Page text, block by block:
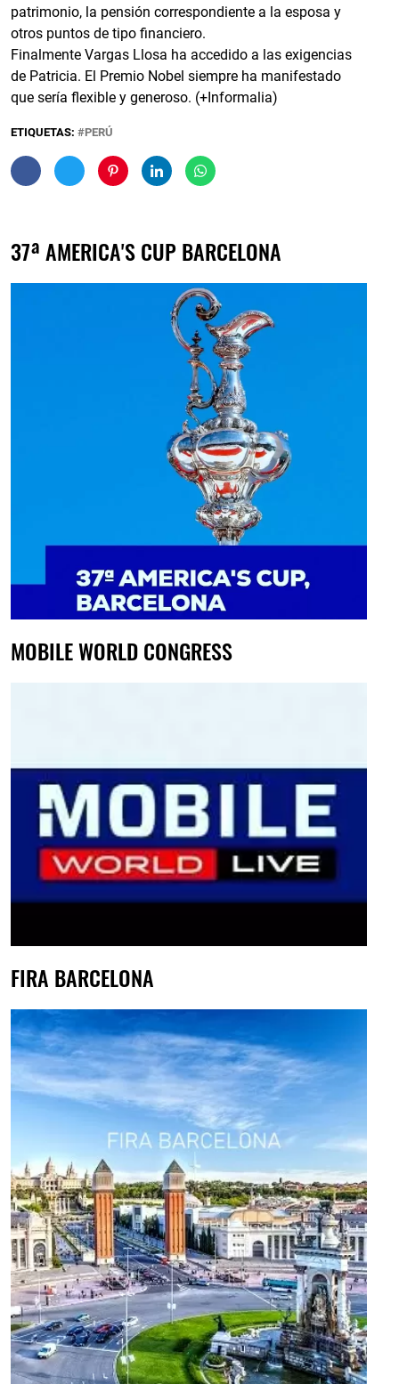
patrimonio, la pensión correspondiente a la esposa y
otros puntos de tipo financiero.
Finalmente Vargas Llosa ha accedido a las exigencias
de Patricia. El Premio Nobel siempre ha manifestado
que sería flexible y generoso. (+Informalia)
ETIQUETAS: PERÚ
37ª AMERICA'S CUP BARCELONA
MOBILE WORLD CONGRESS
FIRA BARCELONA